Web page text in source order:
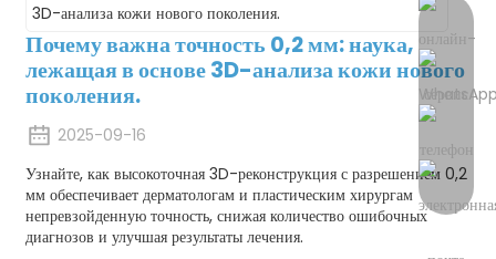
Почему важна точность 0,2 мм: наука,
лежащая в основе 3D-анализа кожи нового
поколения.
2025-09-16
Узнайте, как высокоточная 3D-реконструкция с разрешением 0,2
мм обеспечивает дерматологам и пластическим хирургам
непревзойденную точность, снижая количество ошибочных
диагнозов и улучшая результаты лечения.